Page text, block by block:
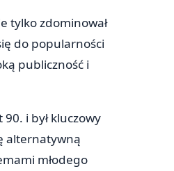
tylko zdominował
do popularności
publiczność i
i był kluczowy
alternatywną
młodego